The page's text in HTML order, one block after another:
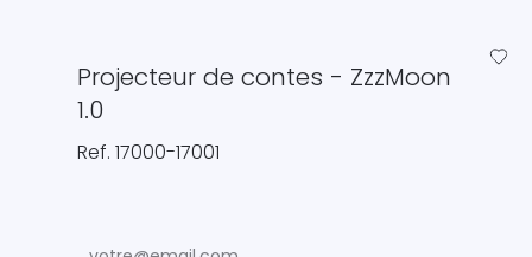
Projecteur de contes - ZzzMoon
1.0
favorite_border
Ref. 17000-17001